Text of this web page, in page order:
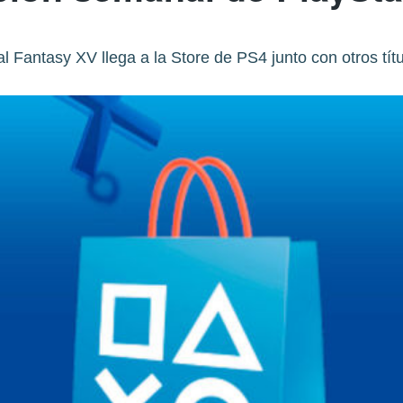
Fantasy XV llega a la Store de PS4 junto con otros